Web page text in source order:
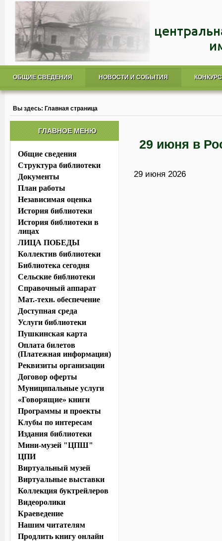
ОБЩИЕ СВЕДЕНИЯ НОВОСТИ И СОБЫТИЯ
Вы здесь: Главная страница
29 июня в
29 июня 2026
ГЛАВНОЕ МЕНЮ
Общие сведения
Структура библиотеки
Документы
План работы
Независимая оценка
История библиотеки
История библиотеки в
лицах
ЛИЦА ПОБЕДЫ
Коллектив библиотеки
Библиотека сегодня
Сельские библиотеки
Справочный аппарат
Мат.-техн. обеспечение
Доступная среда
Услуги библиотеки
Пушкинская карта
Оплата билетов
(Платежная информация)
Реквизиты организации
Договор оферты
Муниципальные услуги
«Говорящие» книги
Программы и проекты
Клубы по интересам
Издания библиотеки
Мини-музей "ЦПШ"
ЦПИ
Виртуальный музей
Виртуальные выставки
Коллекция буктрейлеров
Видеоролики
Краеведение
Нашим читателям
Продлить книгу онлайн